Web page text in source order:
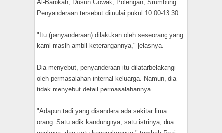
Al-Barokah, Dusun Gowak, Polengan, Srumbung.
Penyanderaan tersebut dimulai pukul 10.00-13.30.
"Itu (penyanderaan) dilakukan oleh seseorang yang
kami masih ambil keterangannya," jelasnya.
Dia menyebut, penyanderaan itu dilatarbelakangi
oleh permasalahan internal keluarga. Namun, dia
tidak menyebut detail permasalahannya.
"Adapun tadi yang disandera ada sekitar lima
orang. Satu adik kandungnya, satu istrinya, dua